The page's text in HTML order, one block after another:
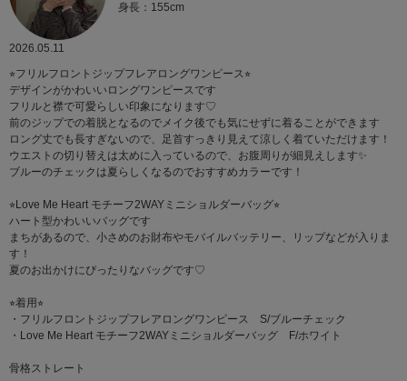
身長：155cm
2026.05.11
⭐︎フリルフロントジップフレアロングワンピース⭐︎
デザインがかわいいロングワンピースです
フリルと襟で可愛らしい印象になります♡
前のジップでの着脱となるのでメイク後でも気にせずに着ることができます
ロング丈でも長すぎないので、足首すっきり見えて涼しく着ていただけます！
ウエストの切り替えは太めに入っているので、お腹周りが細見えします✨
ブルーのチェックは夏らしくなるのでおすすめカラーです！
⭐︎Love Me Heart モチーフ2WAYミニショルダーバッグ⭐︎
ハート型かわいいバッグです
まちがあるので、小さめのお財布やモバイルバッテリー、リップなどが入りま
す！
夏のお出かけにぴったりなバッグです♡
⭐︎着用⭐︎
・フリルフロントジップフレアロングワンピース S/ブルーチェック
・Love Me Heart モチーフ2WAYミニショルダーバッグ F/ホワイト
骨格ストレート